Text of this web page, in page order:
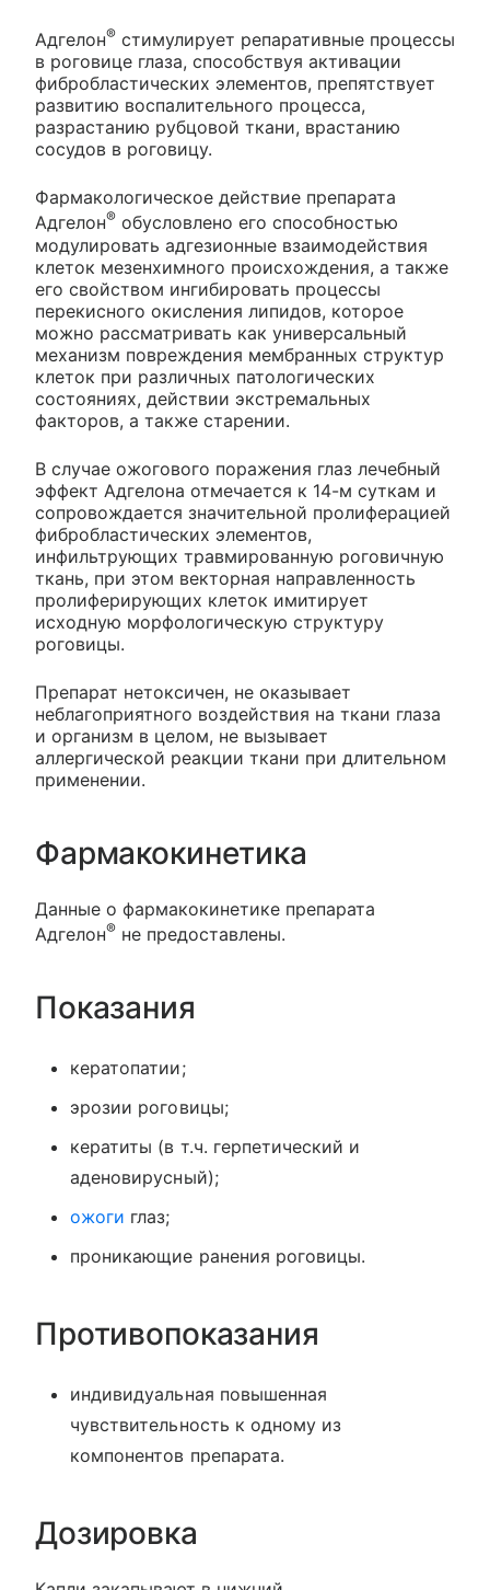
Адгелон® стимулирует репаративные процессы
в роговице глаза, способствуя активации
фибробластических элементов, препятствует
развитию воспалительного процесса,
разрастанию рубцовой ткани, врастанию
сосудов в роговицу.
Фармакологическое действие препарата
Адгелон® обусловлено его способностью
модулировать адгезионные взаимодействия
клеток мезенхимного происхождения, а также
его свойством ингибировать процессы
перекисного окисления липидов, которое
можно рассматривать как универсальный
механизм повреждения мембранных структур
клеток при различных патологических
состояниях, действии экстремальных
факторов, а также старении.
В случае ожогового поражения глаз лечебный
эффект Адгелона отмечается к 14-м суткам и
сопровождается значительной пролиферацией
фибробластических элементов,
инфильтрующих травмированную роговичную
ткань, при этом векторная направленность
пролиферирующих клеток имитирует
исходную морфологическую структуру
роговицы.
Препарат нетоксичен, не оказывает
неблагоприятного воздействия на ткани глаза
и организм в целом, не вызывает
аллергической реакции ткани при длительном
применении.
Фармакокинетика
Данные о фармакокинетике препарата
Адгелон® не предоставлены.
Показания
кератопатии;
эрозии роговицы;
кератиты (в т.ч. герпетический и
аденовирусный);
ожоги глаз;
проникающие ранения роговицы.
Противопоказания
индивидуальная повышенная
чувствительность к одному из
компонентов препарата.
Дозировка